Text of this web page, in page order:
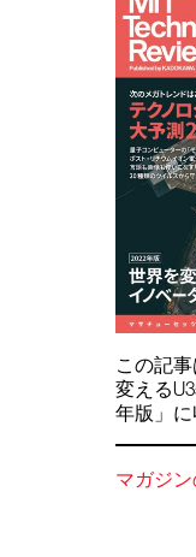
この記
変える
年版」に
マガジ